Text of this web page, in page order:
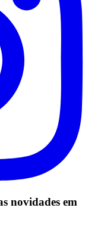
novidades em